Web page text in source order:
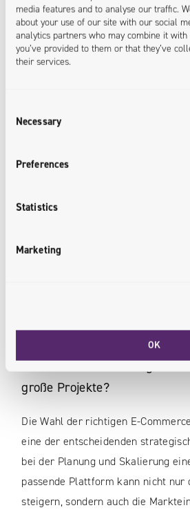
media features and to analyse our traffic.
about your use of our site with our social
analytics partners who may combine it
you’ve provided to them or that they’ve
their services.
Selection
Necessary
Preferences
Statistics
Marketing
OK
ERFAHREN SIE
: IMPLEMENTIERUNG EINER
Shopware vs. Magento –
Plattform ist die richtige
große Projekte?
E-commerce
Die Wahl der richtigen E-
eine der entscheidenden
bei der Planung und Skalierung
passende Plattform kann nicht nur
steigern, sondern auch die